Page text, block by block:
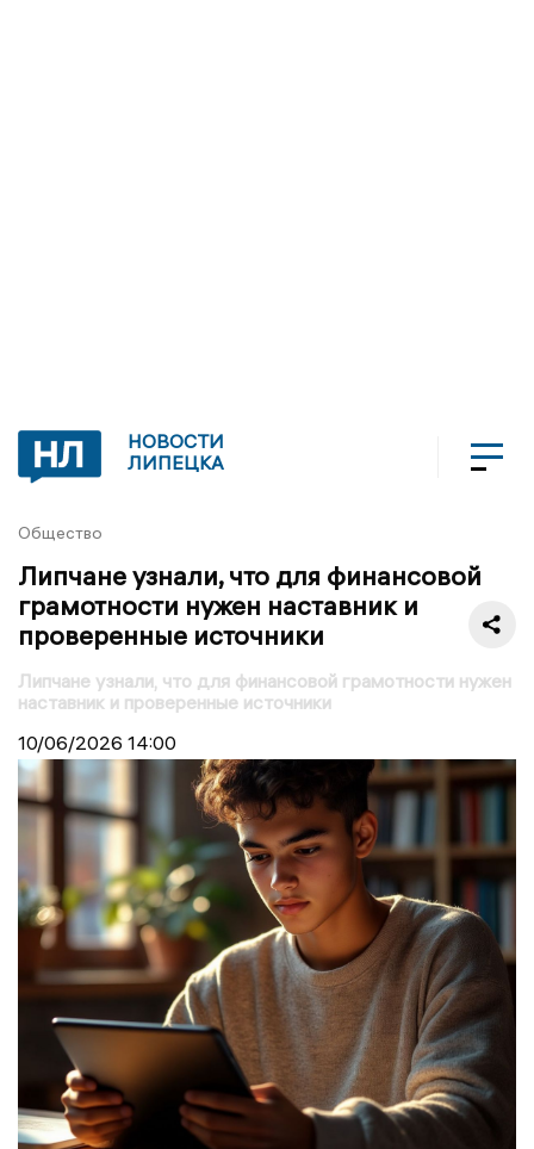
НОВОСТИ
ЛИПЕЦКА
Общество
Липчане узнали, что для финансовой
грамотности нужен наставник и
проверенные источники
Липчане узнали, что для финансовой грамотности нужен
наставник и проверенные источники
10/06/2026 14:00